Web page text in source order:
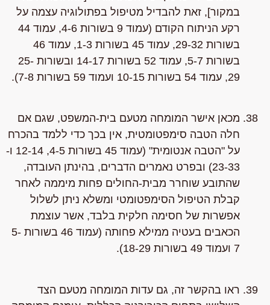
במקור], זאת להבדיל מטיפול בפתולוגיה עצמה על
רקע הניתוח הקודם (עמוד 9 בשורות 4-6, עמוד 44
בשורות 29-32, עמוד 45 בשורות 1-3, עמוד 46
בשורות 5-7, עמוד 52 בשורות 14-17 ובשורות 25-
29, עמוד 54 בשורות 10-15 ועמוד 59 בשורות 7-8).
מכאן אישר המומחה מטעם בית-המשפט, שגם אם
חלה הטבה סימפטומטית, אין בכך כדי ללמד בהכרח
על "הטבה אנטומית" (עמוד 45 בשורות 4-5, 12-14 ו-
23-33) ובפרט נאמרים הדברים, בהינתן העובדה,
שהתובע שוחרר מבית-החולים פחות מיממה לאחר
קבלת הטיפול הסימפטומטי ומשלא ניתן לשלול
אפשרות של חסימה חלקית בלבד, אשר עוצמת
הכאבים בעטיה ממילא פחותה (עמוד 46 בשורות 5-
7 ועמוד 49 בשורות 18-29).
ראו בהקשר זה, גם עדות המומחה מטעם הצד